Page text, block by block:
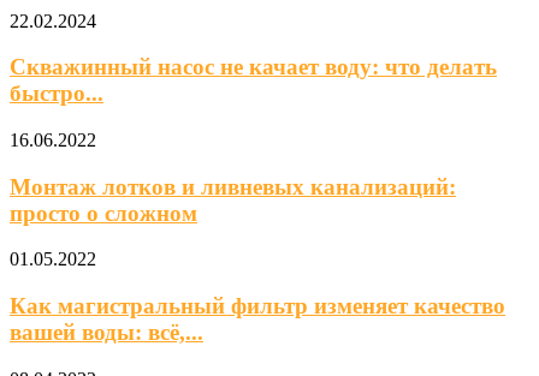
22.02.2024
Скважинный насос не качает воду: что делать
быстро...
16.06.2022
Монтаж лотков и ливневых канализаций:
просто о сложном
01.05.2022
Как магистральный фильтр изменяет качество
вашей воды: всё,...